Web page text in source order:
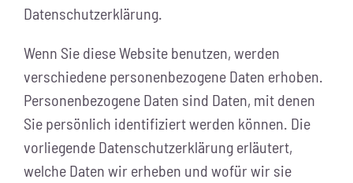
Datenschutzerklärung.
Wenn Sie diese Website benutzen, werden
verschiedene personenbezogene Daten erhoben.
Personenbezogene Daten sind Daten, mit denen
Sie persönlich identifiziert werden können. Die
vorliegende Datenschutzerklärung erläutert,
welche Daten wir erheben und wofür wir sie